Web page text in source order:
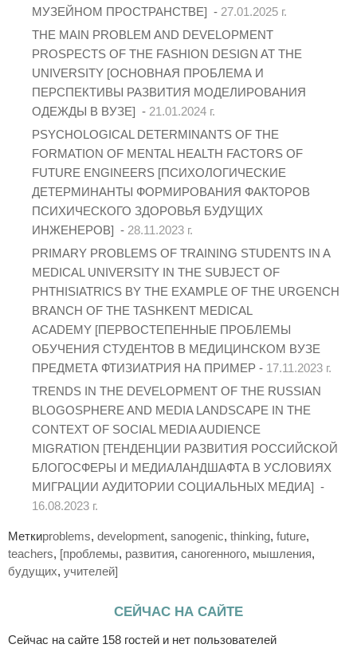
МУЗЕЙНОМ ПРОСТРАНСТВЕ] - 27.01.2025 г.
THE MAIN PROBLEM AND DEVELOPMENT
PROSPECTS OF THE FASHION DESIGN AT THE
UNIVERSITY [ОСНОВНАЯ ПРОБЛЕМА И
ПЕРСПЕКТИВЫ РАЗВИТИЯ МОДЕЛИРОВАНИЯ
ОДЕЖДЫ В ВУЗЕ] - 21.01.2024 г.
PSYCHOLOGICAL DETERMINANTS OF THE
FORMATION OF MENTAL HEALTH FACTORS OF
FUTURE ENGINEERS [ПСИХОЛОГИЧЕСКИЕ
ДЕТЕРМИНАНТЫ ФОРМИРОВАНИЯ ФАКТОРОВ
ПСИХИЧЕСКОГО ЗДОРОВЬЯ БУДУЩИХ
ИНЖЕНЕРОВ] - 28.11.2023 г.
PRIMARY PROBLEMS OF TRAINING STUDENTS IN A
MEDICAL UNIVERSITY IN THE SUBJECT OF
PHTHISIATRICS BY THE EXAMPLE OF THE URGENCH
BRANCH OF THE TASHKENT MEDICAL
ACADEMY [ПЕРВОСТЕПЕННЫЕ ПРОБЛЕМЫ
ОБУЧЕНИЯ СТУДЕНТОВ В МЕДИЦИНСКОМ ВУЗЕ
ПРЕДМЕТА ФТИЗИАТРИЯ НА ПРИМЕР - 17.11.2023 г.
TRENDS IN THE DEVELOPMENT OF THE RUSSIAN
BLOGOSPHERE AND MEDIA LANDSCAPE IN THE
CONTEXT OF SOCIAL MEDIA AUDIENCE
MIGRATION [ТЕНДЕНЦИИ РАЗВИТИЯ РОССИЙСКОЙ
БЛОГОСФЕРЫ И МЕДИАЛАНДШАФТА В УСЛОВИЯХ
МИГРАЦИИ АУДИТОРИИ СОЦИАЛЬНЫХ МЕДИА] -
16.08.2023 г.
Меткиproblems, development, sanogenic, thinking, future,
teachers, [проблемы, развития, саногенного, мышления,
будущих, учителей]
СЕЙЧАС НА САЙТЕ
Сейчас на сайте 158 гостей и нет пользователей